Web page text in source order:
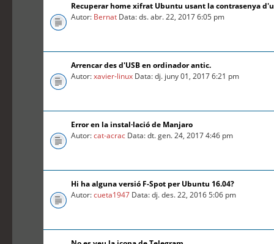
Recuperar home xifrat Ubuntu usant la contrasenya
Autor: Bernat Data: ds. abr. 22, 2017 6:05 pm
Arrencar des d'USB en ordinador antic.
Autor:xavier-linux Data: dj. juny 01, 2017 6:21 pm
Error en la instal·lació de Manjaro
Autor:cat-acrac Data: dt. gen. 24, 2017 4:46 pm
Hi ha alguna versió F-Spot per Ubuntu 16.04?
Autor:cueta1947 Data: dj. des. 22, 2016 5:06 pm